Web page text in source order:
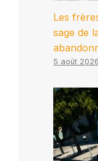
Les
sage de
5 août 2026